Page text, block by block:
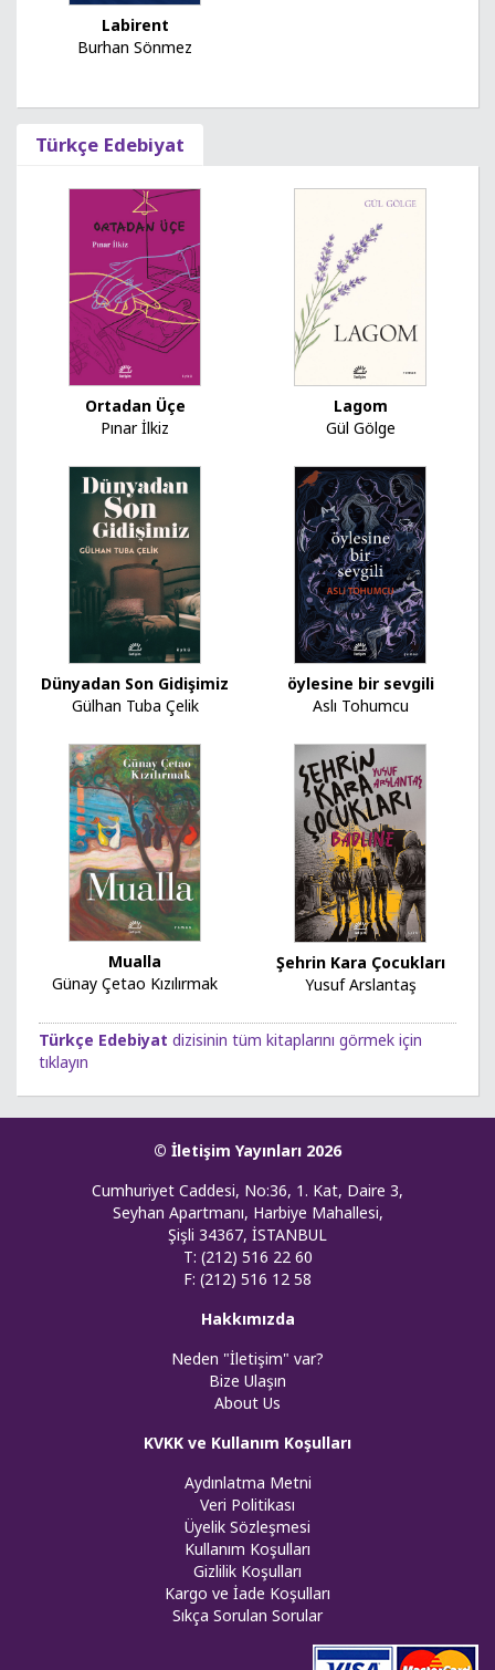
Labirent
Burhan Sönmez
Türkçe Edebiyat
Ortadan Üçe
Pınar İlkiz
Lagom
Gül Gölge
Dünyadan Son Gidişimiz
Gülhan Tuba Çelik
öylesine bir sevgili
Aslı Tohumcu
Mualla
Günay Çetao Kızılırmak
Şehrin Kara Çocukları
Yusuf Arslantaş
Türkçe Edebiyat dizisinin tüm kitaplarını görmek için
tıklayın
© İletişim Yayınları 2026
Cumhuriyet Caddesi, No:36, 1. Kat, Daire 3,
Seyhan Apartmanı, Harbiye Mahallesi,
Şişli 34367, İSTANBUL
T: (212) 516 22 60
F: (212) 516 12 58
Hakkımızda
Neden "İletişim" var?
Bize Ulaşın
About Us
KVKK ve Kullanım Koşulları
Aydınlatma Metni
Veri Politikası
Üyelik Sözleşmesi
Kullanım Koşulları
Gizlilik Koşulları
Kargo ve İade Koşulları
Sıkça Sorulan Sorular